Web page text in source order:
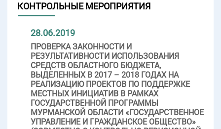
КОНТРОЛЬНЫЕ МЕРОПРИЯТИЯ
28.06.2019
ПРОВЕРКА ЗАКОННОСТИ И
РЕЗУЛЬТАТИВНОСТИ ИСПОЛЬЗОВАНИЯ
СРЕДСТВ ОБЛАСТНОГО БЮДЖЕТА,
ВЫДЕЛЕННЫХ В 2017 – 2018 ГОДАХ НА
РЕАЛИЗАЦИЮ ПРОЕКТОВ ПО ПОДДЕРЖКЕ
МЕСТНЫХ ИНИЦИАТИВ В РАМКАХ
ГОСУДАРСТВЕННОЙ ПРОГРАММЫ
МУРМАНСКОЙ ОБЛАСТИ «ГОСУДАРСТВЕННОЕ
УПРАВЛЕНИЕ И ГРАЖДАНСКОЕ ОБЩЕСТВО»